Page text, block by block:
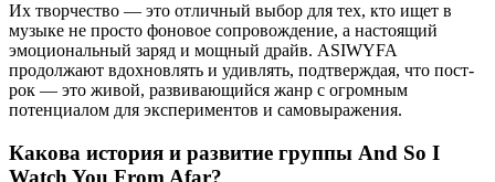
Их творчество — это отличный выбор для тех, кто ищет в
музыке не просто фоновое сопровождение, а настоящий
эмоциональный заряд и мощный драйв. ASIWYFA
продолжают вдохновлять и удивлять, подтверждая, что пост-
рок — это живой, развивающийся жанр с огромным
потенциалом для экспериментов и самовыражения.
Какова история и развитие группы And So I
Watch You From Afar?